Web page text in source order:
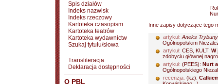
Spis działów
Indeks nazwisk
Indeks rzeczowy
Kartoteka czasopism
Kartoteka teatrów
Kartoteka wydawnictw
Szukaj tytułu/słowa
Transliteracja
Deklaracja dostępności
O PBL
Inne zapisy dotyczące tego
artykuł: Aneks
Ogólnopolskim
artykuł: CES, KULT: W
zdobyciu głównej
artykuł: (PEES): Nurt
Ogólnopolskiego
recenzja: (kz):